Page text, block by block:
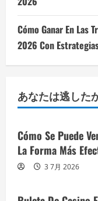
Cómo Ganar En Las
2026 Con
あなたは逃した
Cómo Se Puede
La Forma Más
3 7月 2026